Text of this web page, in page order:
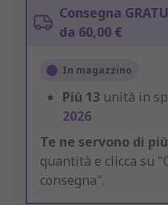
Consegna
da 60,00 €
In magazzino
Più 13 unità in
2026
Te ne servono di
quantità e clicca su
consegna".